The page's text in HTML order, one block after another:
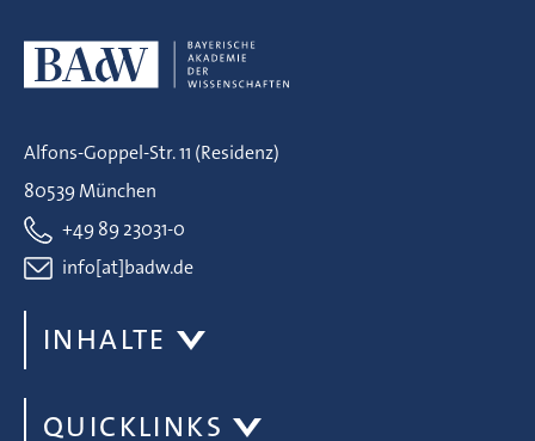
Alfons-Goppel-Str. 11 (Residenz)
80539 München
+49 89 23031-0
info[at]badw.de
INHALTE
QUICKLINKS